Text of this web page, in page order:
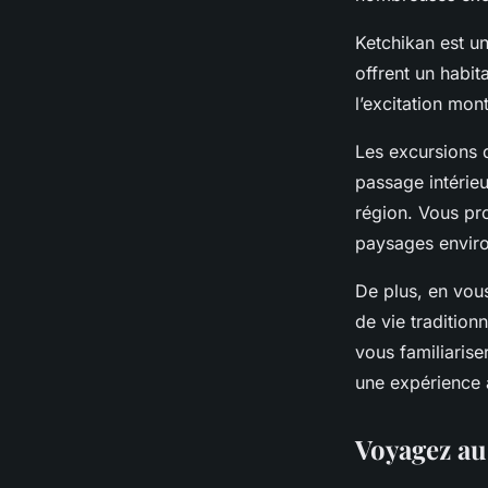
Ketchikan est
offrent un
l’excitation
Les excursions
passage
région. Vous
paysages
De plus, en
de vie
vous
une
Voyagez